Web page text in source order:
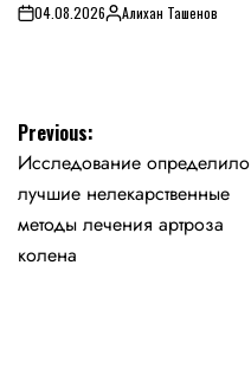
on04.08.2026PostedАлихан Ташенов
Навигация
по
записям
Previous:
Исследование определило
лучшие нелекарственные
методы лечения артроза
колена